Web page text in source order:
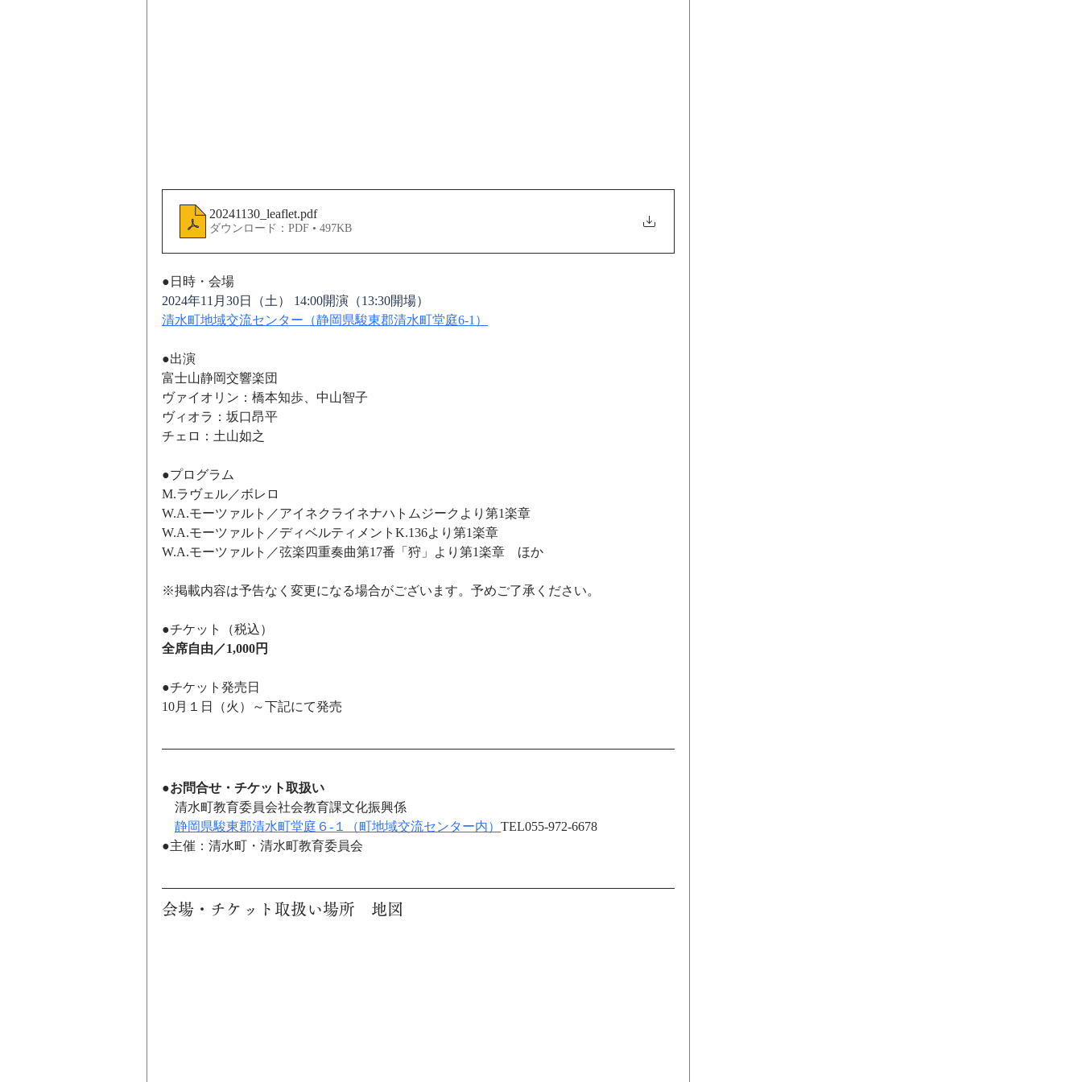
20241130_leaflet.pdf
ダウンロード：PDF • 497KB
●日時・会場
2024年11月30日（土） 14:00開演（13:30開場）
清水町地域交流センター（静岡県駿東郡清水町堂庭6-1）
●出演
富士山静岡交響楽団
ヴァイオリン：橋本知歩、中山智子
ヴィオラ：坂口昂平
チェロ：土山如之
●プログラム
M.ラヴェル／ボレロ
W.A.モーツァルト／アイネクライネナハトムジークより第1楽章
W.A.モーツァルト／ディベルティメントK.136より第1楽章
W.A.モーツァルト／弦楽四重奏曲第17番「狩」より第1楽章　ほか
※掲載内容は予告なく変更になる場合がございます。予めご了承ください。
●チケット（税込）
全席自由／1,000円
●チケット発売日
10月１日（火）～下記にて発売
●お問合せ・チケット取扱い
清水町教育委員会社会教育課文化振興係
静岡県駿東郡清水町堂庭６-１（町地域交流センター内） TEL055-972-6678
●主催：清水町・清水町教育委員会
会場・チケット取扱い場所　地図